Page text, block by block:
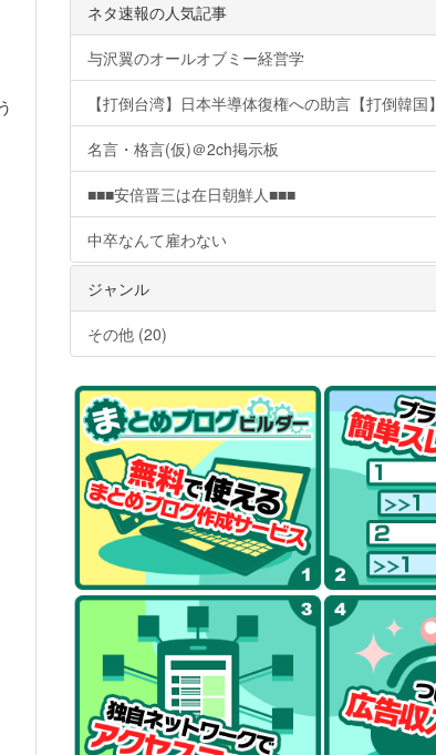
ネタ速報の人気記事
与沢翼のオールオブミー経営学
【打倒台湾】日本半導体復権への助言【打倒韓国】
名言・格言(仮)＠2ch掲示板
■■■安倍晋三は在日朝鮮人■■■
中卒なんて雇わない
ジャンル
その他 (20)